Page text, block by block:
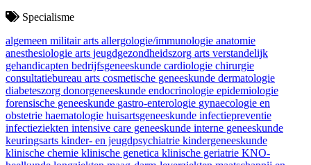
Specialisme
algemeen militair arts allergologie/immunologie anatomie
anesthesiologie arts jeugdgezondheidszorg arts verstandelijk
gehandicapten bedrijfsgeneeskunde cardiologie chirurgie
consultatiebureau arts cosmetische geneeskunde dermatologie
diabeteszorg donorgeneeskunde endocrinologie epidemiologie
forensische geneeskunde gastro-enterologie gynaecologie en
obstetrie haematologie huisartsgeneeskunde infectiepreventie
infectieziekten intensive care geneeskunde interne geneeskunde
keuringsarts kinder- en jeugdpsychiatrie kindergeneeskunde
klinische chemie klinische genetica klinische geriatrie KNO-